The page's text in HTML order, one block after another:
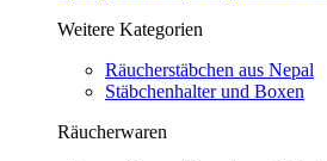
Weitere Kategorien
Räucherstäbchen aus Nepal
Stäbchenhalter und Boxen
Räucherwaren